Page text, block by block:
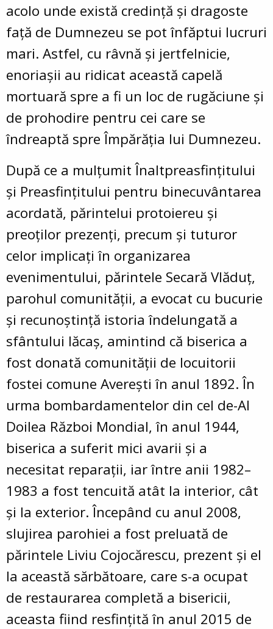
acolo unde există credință și dragoste
față de Dumnezeu se pot înfăptui lucruri
mari. Astfel, cu râvnă și jertfelnicie,
enoriașii au ridicat această capelă
mortuară spre a fi un loc de rugăciune și
de prohodire pentru cei care se
îndreaptă spre Împărăția lui Dumnezeu.
După ce a mulțumit Înaltpreasfințitului
și Preasfințitului pentru binecuvântarea
acordată, părintelui protoiereu și
preoților prezenți, precum și tuturor
celor implicați în organizarea
evenimentului, părintele Secară Vlăduț,
parohul comunității, a evocat cu bucurie
și recunoștință istoria îndelungată a
sfântului lăcaș, amintind că biserica a
fost donată comunității de locuitorii
fostei comune Averești în anul 1892. În
urma bombardamentelor din cel de-Al
Doilea Război Mondial, în anul 1944,
biserica a suferit mici avarii și a
necesitat reparații, iar între anii 1982–
1983 a fost tencuită atât la interior, cât
și la exterior. Începând cu anul 2008,
slujirea parohiei a fost preluată de
părintele Liviu Cojocărescu, prezent și el
la această sărbătoare, care s-a ocupat
de restaurarea completă a bisericii,
aceasta fiind resfințită în anul 2015 de